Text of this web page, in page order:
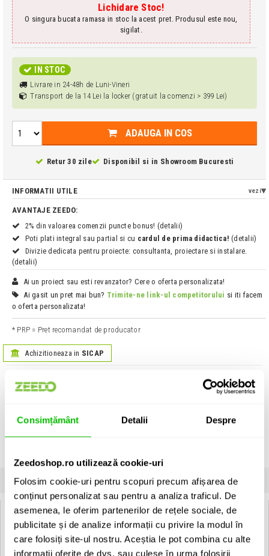
Consimțământ Detalii Despre
Zeedoshop.ro utilizează cookie-uri
Folosim cookie-uri pentru scopuri precum afișarea de
conținut personalizat sau pentru a analiza traficul. De
asemenea, le oferim partenerilor de rețele sociale, de
publicitate și de analize informații cu privire la modul în
care folosiți site-ul nostru. Aceștia le pot combina cu alte
informații oferite de dvs. sau culese în urma folosirii
Lichidare Stoc!
O singura bucata ramasa in stoc la acest pret. Produsul este nou,
sigilat.
IN STOC
Livrare in 24-48h de Luni-Vineri
Transport de la 14 Lei la locker (gratuit la comenzi > 399 Lei)
ADAUGA IN COS
Retur 30 zile Disponibil si in Showroom Bucuresti
INFORMATII UTILE vezi
AVANTAJE ZEEDO:
2% din valoarea comenzii puncte bonus! (detalii)
Poti plati integral sau partial si cu cardul de prima didactica! (detalii)
Divizie dedicata pentru proiecte: consultanta, proiectare si instalare.
(detalii)
Ai un proiect sau esti revanzator? Cere o oferta personalizata!
Ai gasit un pret mai bun? Trimite-ne link-ul competitorului si iti facem
o oferta personalizata!
* PRP = Pret recomandat de producator
Achizitioneaza in SICAP
Informatii produs:
DIN EN 71
Fiecare culoare si lungime au un ton diferit: C", D", E", F", G", A", B", C""
SPECIFICATII COMENTARII CLIENTI ( 0)
Specificatii Tehnice Classic Cantabile Boomtubes Set
Tip produs Boomtubes